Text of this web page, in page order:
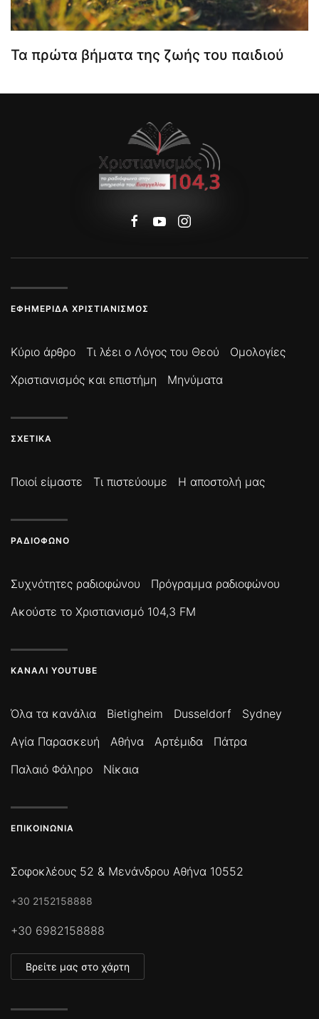
Τα πρώτα βήματα της ζωής του παιδιού
ΕΦΗΜΕΡΊΔΑ ΧΡΙΣΤΙΑΝΙΣΜΌΣ
Κύριο άρθρο Τι λέει ο Λόγος του Θεού
Ομολογίες
Χριστιανισμός και επιστήμη
Μηνύματα
ΣΧΕΤΙΚΆ
Ποιοί είμαστε Τι πιστεύουμε Η αποστολή μας
ΡΑΔΙΌΦΩΝΟ
Συχνότητες ραδιοφώνου
Πρόγραμμα ραδιοφώνου
Ακούστε το Χριστιανισμό 104,3 FM
ΚΑΝΆΛΙ YOUTUBE
Όλα τα κανάλια Bietigheim Dusseldorf
Sydney
Αγία Παρασκευή
Αθήνα Αρτέμιδα
Πάτρα
Παλαιό Φάληρο
Νίκαια
ΕΠΙΚΟΙΝΩΝΊΑ
Σοφοκλέους 52 & Μενάνδρου Αθήνα 10552
+30 2152158888
+30 6982158888
Βρείτε μας στο χάρτη